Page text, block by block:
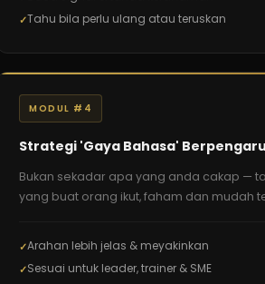
Tahu bila perlu ulang atau teruskan
MODUL #4
Strategi 'Gaya Bahasa'
Bukan sekadar apa yang anda cakap —
yang buat orang ikut, faham dan mudah
Arahan lebih jelas & meyakinkan
Sesuai untuk leader, trainer & SME